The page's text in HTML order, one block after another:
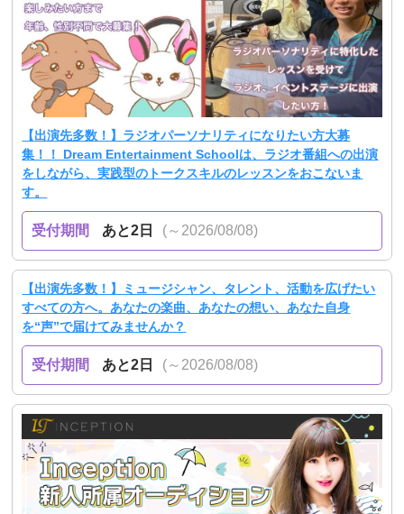
【出演先多数！】ラジオパーソナリティになりたい方大募
集！！ Dream Entertainment Schoolは、ラジオ番組への出演
をしながら、実践型のトークスキルのレッスンをおこないま
す。
受付期間 あと2日 (～2026/08/08)
【出演先多数！】ミュージシャン、タレント、活動を広げたい
すべての方へ。あなたの楽曲、あなたの想い、あなた自身
を“声”で届けてみませんか？
受付期間 あと2日 (～2026/08/08)